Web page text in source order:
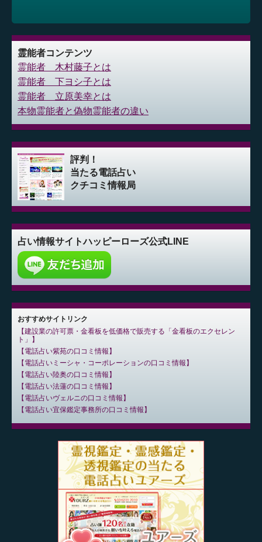
霊能者コンテンツ
霊能者 木村藤子とは
霊能者 下ヨシ子とは
霊能者 立原美幸とは
本物霊能者と偽物霊能者の違い
評判！
当たる電話占い
クチコミ情報局
占い情報サイトハッピーローズ公式LINE
おすすめサイトリンク
建設業の許可票・金看板を低価格で販売する「金看板のエクセレン
ト」
電話占い紫苑の口コミ情報
電話占いミーシャ・コーポレーションの口コミ情報
電話占い陸奥の口コミ情報
電話占い法蓮の口コミ情報
電話占いヴェルニの口コミ情報
電話占い宜保鑑定事務所の口コミ情報